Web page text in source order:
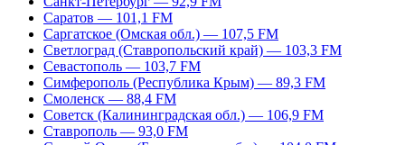
Саратов — 101,1 FM
Саргатское (Омская обл.) — 107,5 FM
Светлоград (Ставропольский край) — 103,3 FM
Севастополь — 103,7 FM
Симферополь (Республика Крым) — 89,3 FM
Смоленск — 88,4 FM
Советск (Калининградская обл.) — 106,9 FM
Ставрополь — 93,0 FM